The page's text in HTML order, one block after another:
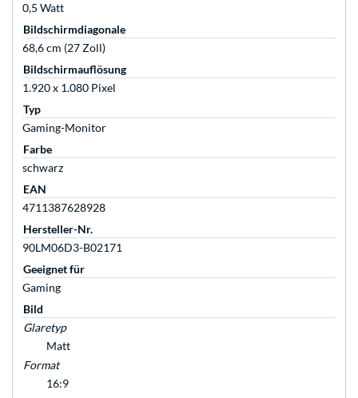
0,5 Watt
Bildschirmdiagonale
68,6 cm (27 Zoll)
Bildschirmauflösung
1.920 x 1.080 Pixel
Typ
Gaming-Monitor
Farbe
schwarz
EAN
4711387628928
Hersteller-Nr.
90LM06D3-B02171
Geeignet für
Gaming
Bild
Glaretyp
Matt
Format
16:9